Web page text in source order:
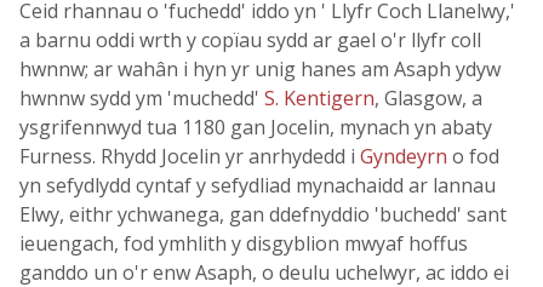
Ceid rhannau o 'fuchedd' iddo yn ' Llyfr Coch Llanelwy,'
a barnu oddi wrth y copïau sydd ar gael o'r llyfr coll
hwnnw; ar wahân i hyn yr unig hanes am Asaph ydyw
hwnnw sydd ym 'muchedd' S. Kentigern, Glasgow, a
ysgrifennwyd tua 1180 gan Jocelin, mynach yn abaty
Furness. Rhydd Jocelin yr anrhydedd i Gyndeyrn o fod
yn sefydlydd cyntaf y sefydliad mynachaidd ar lannau
Elwy, eithr ychwanega, gan ddefnyddio 'buchedd' sant
ieuengach, fod ymhlith y disgyblion mwyaf hoffus
ganddo un o'r enw Asaph, o deulu uchelwyr, ac iddo ei